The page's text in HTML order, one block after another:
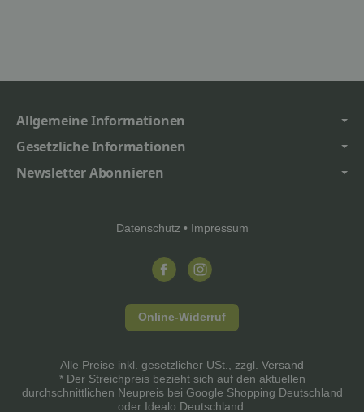
Allgemeine Informationen
Gesetzliche Informationen
Newsletter Abonnieren
Datenschutz • Impressum
Online-Widerruf
Alle Preise inkl. gesetzlicher USt., zzgl. Versand
* Der Streichpreis bezieht sich auf den aktuellen
durchschnittlichen Neupreis bei Google Shopping Deutschland
oder Idealo Deutschland.